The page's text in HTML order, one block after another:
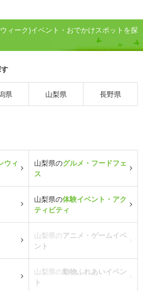
ィーク)イベント・おでかけスポットを探
県 山梨県 長野県
ウィ
山梨県のグルメ・フードフェ
ス
山梨県の体験イベント・アク
ティビティ
山梨県のアニメ・ゲームイベ
ント
山梨県の動物ふれあいイベン
ト